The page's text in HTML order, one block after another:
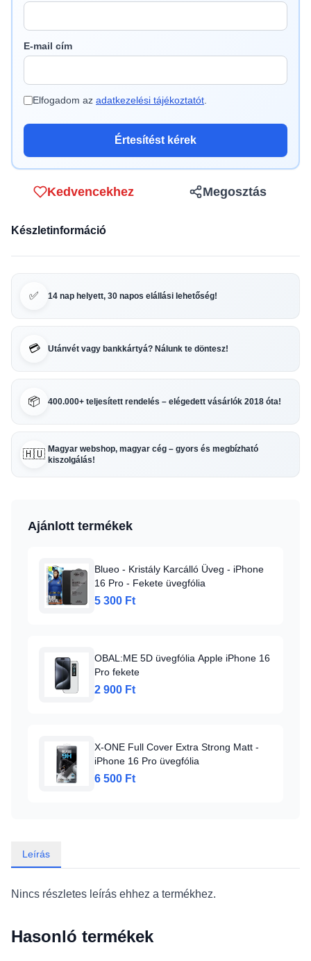
E-mail cím
Elfogadom az adatkezelési tájékoztatót
Értesítést kérek
Kedvencekhez Megosztás
Készletinformáció
✅ 14 nap helyett, 30 napos elállási lehetőség!
💳 Utánvét vagy bankkártyá? Nálunk te döntesz!
📦 400.000+ teljesített rendelés – elégedett vásárlók 2018 óta!
🇭🇺 Magyar webshop, magyar cég – gyors és megbízható
kiszolgálás!
Ajánlott termékek
Blueo - Kristály Karcálló Üveg - iPhone
16 Pro - Fekete üvegfólia
5 300 Ft
OBAL:ME 5D üvegfólia Apple iPhone 16
Pro fekete
2 900 Ft
X-ONE Full Cover Extra Strong Matt -
iPhone 16 Pro üvegfólia
6 500 Ft
Leírás
Nincs részletes leírás ehhez a termékhez.
Hasonló termékek